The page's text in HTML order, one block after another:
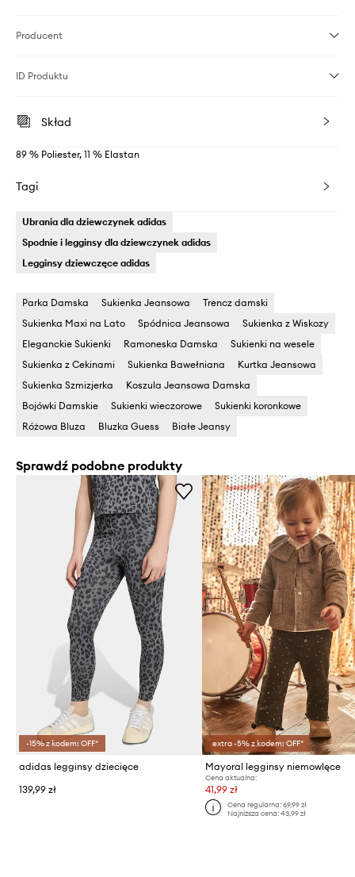
Producent
ID Produktu
Skład
89 % Poliester, 11 % Elastan
Tagi
Ubrania dla dziewczynek adidas
Spodnie i legginsy dla dziewczynek adidas
Legginsy dziewczęce adidas
Parka Damska Sukienka Jeansowa
Trencz damski
Sukienka Maxi na Lato
Spódnica Jeansowa
Sukienka z Wiskozy
Eleganckie Sukienki
Ramoneska Damska
Sukienki na wesele
Sukienka z Cekinami
Sukienka Bawełniana
Kurtka Jeansowa
Sukienka Szmizjerka
Koszula Jeansowa Damska
Bojówki Damskie
Sukienki wieczorowe
Sukienki koronkowe
Różowa Bluza
Bluzka Guess Białe Jeansy
Sprawdź podobne produkty
-15% z kodem: OFF*
adidas legginsy dziecięce
139,99 zł
extra -5% z kodem: OFF*
Mayoral legginsy niemowlęce
Cena aktualna:
41,99 zł
Cena regularna: 69,99 zł
Najniższa cena: 43,99 zł